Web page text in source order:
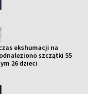
ekshumacji na
szczątki 55
26 dzieci